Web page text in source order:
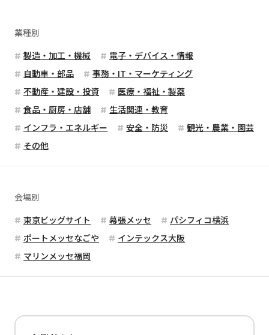
業種別
製造・加工・機械
電子・デバイス・情報
自動車・部品
事務・IT・マーケティング
不動産・建設・投資
医療・福祉・製薬
食品・厨房・店舗
生活関連・教育
インフラ・エネルギー
安全・防災
観光・農業・園芸
その他
会場別
東京ビッグサイト
幕張メッセ
パシフィコ横浜
ポートメッセなごや
インテックス大阪
マリンメッセ福岡